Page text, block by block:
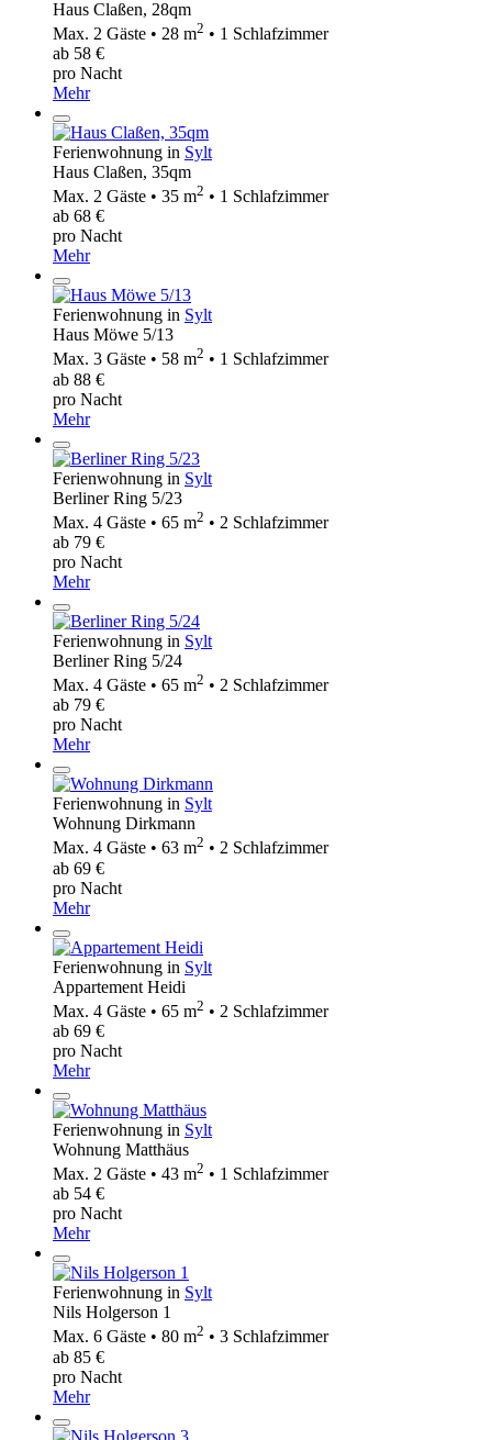
Haus Claßen, 28qm
Max. 2 Gäste • 28 m2 • 1 Schlafzimmer
ab 58 €
pro Nacht
Mehr
Ferienwohnung in Sylt
Haus Claßen, 35qm
Max. 2 Gäste • 35 m2 • 1 Schlafzimmer
ab 68 €
pro Nacht
Mehr
Ferienwohnung in Sylt
Haus Möwe 5/13
Max. 3 Gäste • 58 m2 • 1 Schlafzimmer
ab 88 €
pro Nacht
Mehr
Ferienwohnung in Sylt
Berliner Ring 5/23
Max. 4 Gäste • 65 m2 • 2 Schlafzimmer
ab 79 €
pro Nacht
Mehr
Ferienwohnung in Sylt
Berliner Ring 5/24
Max. 4 Gäste • 65 m2 • 2 Schlafzimmer
ab 79 €
pro Nacht
Mehr
Ferienwohnung in Sylt
Wohnung Dirkmann
Max. 4 Gäste • 63 m2 • 2 Schlafzimmer
ab 69 €
pro Nacht
Mehr
Ferienwohnung in Sylt
Appartement Heidi
Max. 4 Gäste • 65 m2 • 2 Schlafzimmer
ab 69 €
pro Nacht
Mehr
Ferienwohnung in Sylt
Wohnung Matthäus
Max. 2 Gäste • 43 m2 • 1 Schlafzimmer
ab 54 €
pro Nacht
Mehr
Ferienwohnung in Sylt
Nils Holgerson 1
Max. 6 Gäste • 80 m2 • 3 Schlafzimmer
ab 85 €
pro Nacht
Mehr